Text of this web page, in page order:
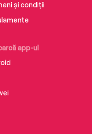
app-ul
și condiții